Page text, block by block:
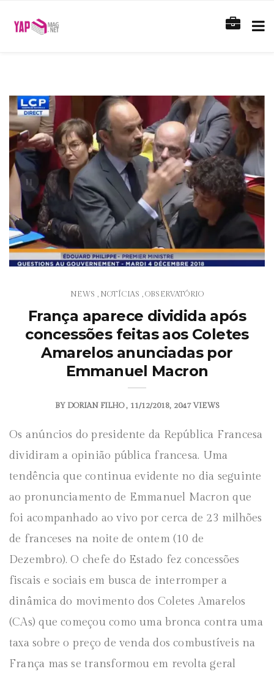
NEWS NOTÍCIAS ,OBSERVATÓRIO
França aparece dividida após
concessões feitas aos Coletes
Amarelos anunciadas por
Emmanuel Macron
BY DORIAN FILHO 11/12/2018 2047 VIEWS
Os anúncios do presidente da República Francesa
dividiram a opinião pública francesa. Uma
tendência que continua evidente no dia seguinte
ao pronunciamento de Emmanuel Macron que
foi acompanhado ao vivo por cerca de 23 milhões
de franceses na noite de ontem (10 de
Dezembro). O chefe do Estado fez concessões
fiscais e sociais em busca de interromper a
dinâmica do movimento dos Coletes Amarelos
(CAs) que começou como uma bronca contra uma
taxa sobre o preço de venda dos combustíveis na
França mas se transformou em revolta geral